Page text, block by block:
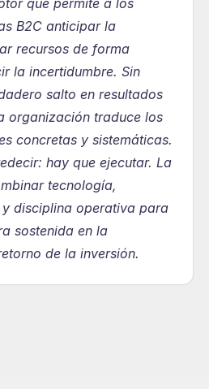
que permite a los
B2C anticipar la
recursos de forma
la incertidumbre. Sin
salto en resultados
organización traduce los
concretas y sistemáticas.
hay que ejecutar. La
tecnología,
disciplina operativa para
sostenida en la
de la inversión.